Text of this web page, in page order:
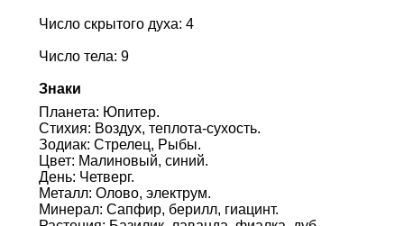
Число скрытого духа: 4
Число тела: 9
Знаки
Планета: Юпитер.
Стихия: Воздух, теплота-сухость.
Зодиак: Стрелец, Рыбы.
Цвет: Малиновый, синий.
День: Четверг.
Металл: Олово, электрум.
Минерал: Сапфир, берилл, гиацинт.